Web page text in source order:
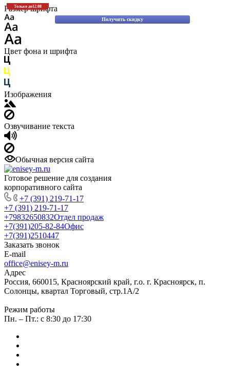
Только до12.08
Получить скидку
Размер шрифта
Цвет фона и шрифта
Изображения
Озвучивание текста
Обычная версия сайта
Готовое решение для создания
корпоративного сайта
+7 (391) 219-71-17
+7 (391) 219-71-17
+79832650832Отдел продаж
+7(391)205-82-84Офис
+7(391)2510447
Заказать звонок
E-mail
office@enisey-m.ru
Адрес
Россия, 660015, Красноярский край, г.о. г. Красноярск, п.
Солонцы, квартал Торговый, стр.1А/2
Режим работы
Пн. – Пт.: c 8:30 до 17:30